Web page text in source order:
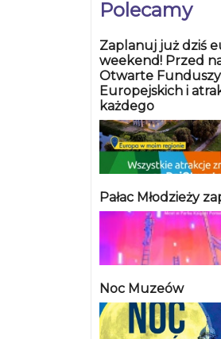
Polecamy
Zaplanuj już dziś
weekend! Przed
Otwarte Funduszy
Europejskich i
każdego
Pałac Młodzieży
Noc Muzeów